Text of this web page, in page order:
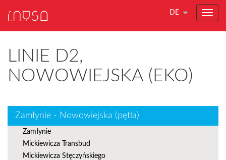
DE
LINIE D2,
NOWOWIEJSKA (EKO)
Zamłynie - Nowowiejska (pętla)
Zamłynie
Mickiewicza Transbud
Mickiewicza Stęczyńskiego